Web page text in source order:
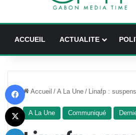
ACCUEIL ACTUALITE
Accueil / A La Une / Linafp :
A La Une Communiqué
X